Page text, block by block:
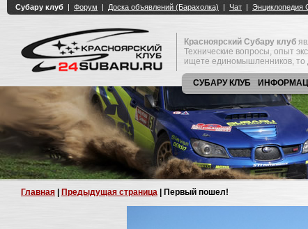
Красноярский Субару клуб
Технические вопросы, опыт
ищете единомышленников, то
СУБАРУ КЛУБ
Главная Предыдущая страница | Первый пошел!